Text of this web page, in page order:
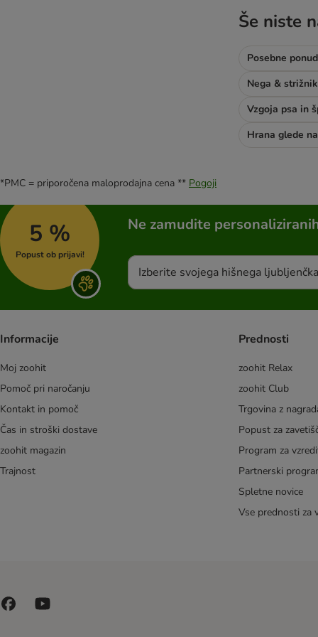
Purina Veterinary Diets
Še niste
Posebne
Nega &
Vzgoja psa in
*PMC = priporočena maloprodajna cena ** Pogoji
5 %
Popust ob prijavi!
Ne zamudite
Izberite svojega hišnega ljubljenčka
Informacije
Moj zoohit
Pomoč pri naročanju
Kontakt in pomoč
Čas in stroški dostave
zoohit magazin
Trajnost
Prednosti
zoohit Relax
zoohit Club
Trgovina z
Popust za
Program za
Partnerski
Spletne novice
Vse prednosti za